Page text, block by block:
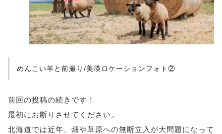
めんこい羊と前撮り/美瑛ロケーションフォト②
前回の投稿の続きです！
最初にお断りさせてください。
北海道では近年、畑や草原への無断立入が大問題になって